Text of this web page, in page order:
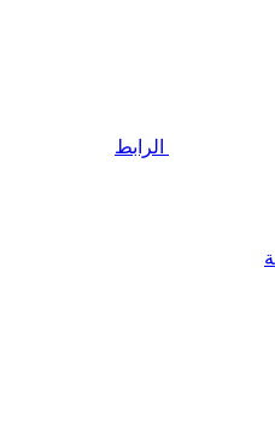
الرابط